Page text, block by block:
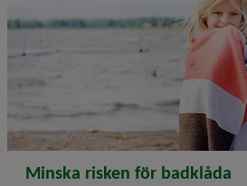
2026-07-02
Minska risken för badklåda